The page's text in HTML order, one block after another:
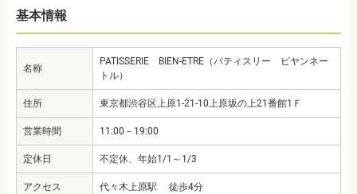
基本情報
名称
PATISSERIE BIEN-ETRE（パティスリー ビヤンネー
トル）
住所 東京都渋谷区上原1-21-10上原坂の上21番館1Ｆ
営業時間 11:00－19:00
定休日 不定休、年始1/1～1/3
アクセス 代々木上原駅 徒歩4分